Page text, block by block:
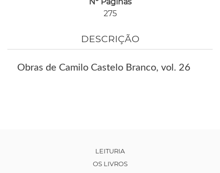
275
DESCRIÇÃO
Obras de Camilo Castelo Branco, vol. 26
LEITURIA
OS LIVROS